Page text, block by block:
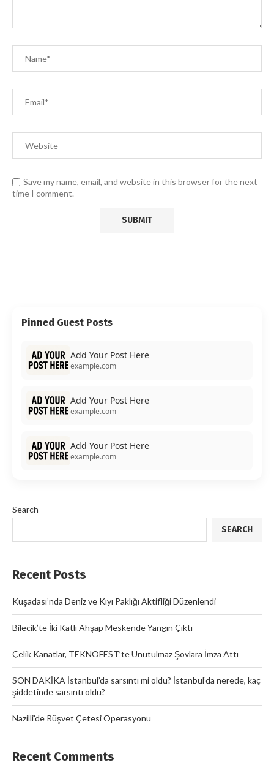
Save my name, email, and website in this browser for the next
time I comment.
Pinned Guest Posts
Add Your Post Here
example.com
Add Your Post Here
example.com
Add Your Post Here
example.com
Search
SEARCH
Recent Posts
Kuşadası’nda Deniz ve Kıyı Paklığı Aktifliği Düzenlendi
Bilecik’te İki Katlı Ahşap Meskende Yangın Çıktı
Çelik Kanatlar, TEKNOFEST’te Unutulmaz Şovlara İmza Attı
SON DAKİKA İstanbul’da sarsıntı mi oldu? İstanbul’da nerede, kaç
şiddetinde sarsıntı oldu?
Nazilli’de Rüşvet Çetesi Operasyonu
Recent Comments